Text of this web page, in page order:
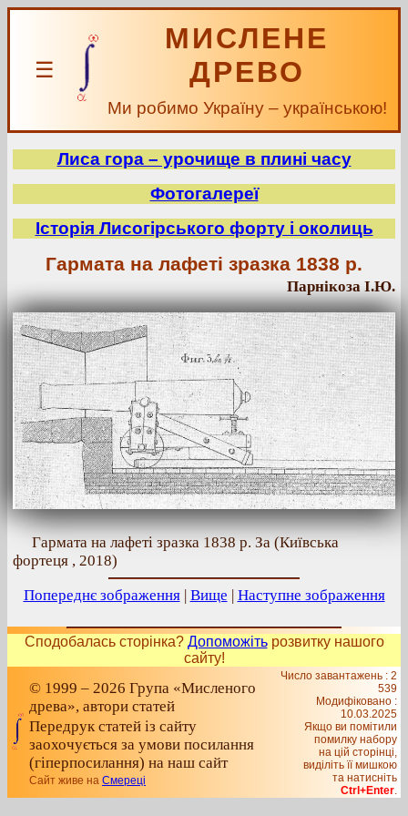
☰
МИСЛЕНЕ
ДРЕВО
Ми робимо Україну – українською!
Лиса гора – урочище в плині часу
Фотогалереї
Історія Лисогірського форту і околиць
Гармата на лафеті зразка 1838 р.
Парнікоза І.Ю.
Гармата на лафеті зразка 1838 р. За (Київська
фортеця , 2018)
Попереднє зображення| Вище | Наступне зображення
Сподобалась сторінка? Допоможітьрозвитку нашого
сайту!
© 1999 – 2026 Група «Мисленого
древа», автори статей
Передрук статей із сайту
заохочується за умови посилання
(гіперпосилання) на наш сайт
Сайт живе на Смереці
Число завантажень : 2
539
Модифіковано :
10.03.2025
Якщо ви помітили
помилку набору
на цiй сторiнцi,
видiлiть її мишкою
та натисніть
Ctrl+Enter.